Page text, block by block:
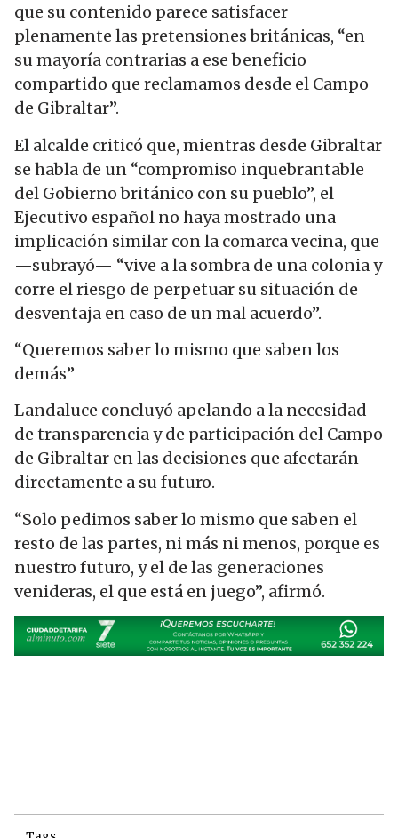
que su contenido parece satisfacer
plenamente las pretensiones británicas, “en
su mayoría contrarias a ese beneficio
compartido que reclamamos desde el Campo
de Gibraltar”.
El alcalde criticó que, mientras desde Gibraltar
se habla de un “compromiso inquebrantable
del Gobierno británico con su pueblo”, el
Ejecutivo español no haya mostrado una
implicación similar con la comarca vecina, que
—subrayó— “vive a la sombra de una colonia y
corre el riesgo de perpetuar su situación de
desventaja en caso de un mal acuerdo”.
“Queremos saber lo mismo que saben los
demás”
Landaluce concluyó apelando a la necesidad
de transparencia y de participación del Campo
de Gibraltar en las decisiones que afectarán
directamente a su futuro.
“Solo pedimos saber lo mismo que saben el
resto de las partes, ni más ni menos, porque es
nuestro futuro, y el de las generaciones
venideras, el que está en juego”, afirmó.